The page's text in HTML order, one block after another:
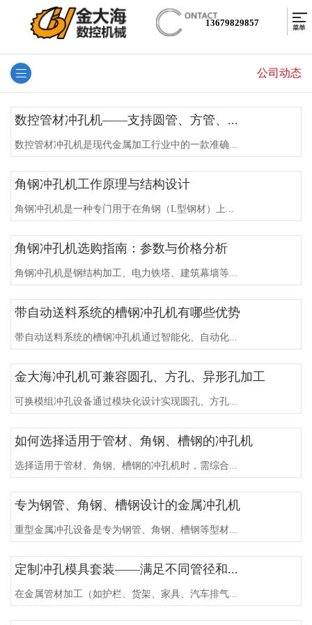
13679829857
公司动态
数控管材冲孔机——支持圆管、方管、...
数控管材冲孔机是现代金属加工行业中的一款准确...
角钢冲孔机工作原理与结构设计
角钢冲孔机是一种专门用于在角钢（L型钢材）上...
角钢冲孔机选购指南：参数与价格分析
角钢冲孔机是钢结构加工、电力铁塔、建筑幕墙等...
带自动送料系统的槽钢冲孔机有哪些优势
带自动送料系统的槽钢冲孔机通过智能化、自动化...
金大海冲孔机可兼容圆孔、方孔、异形孔加工
可换模组冲孔设备通过模块化设计实现圆孔、方孔...
如何选择适用于管材、角钢、槽钢的冲孔机
选择适用于管材、角钢、槽钢的冲孔机时，需综合...
专为钢管、角钢、槽钢设计的金属冲孔机
重型金属冲孔设备是专为钢管、角钢、槽钢等型材...
定制冲孔模具套装——满足不同管径和...
在金属管材加工（如护栏、货架、家具、汽车排气...